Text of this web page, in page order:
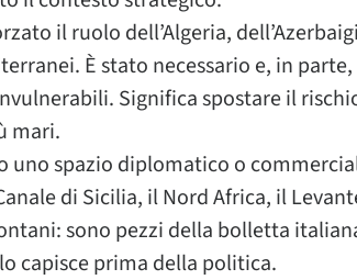
il ruolo dell’Algeria,
È stato necessario e, in
Significa spostare il
mari.
spazio diplomatico o
di Sicilia, il Nord Africa, il
sono pezzi della bolletta
capisce prima della politica.